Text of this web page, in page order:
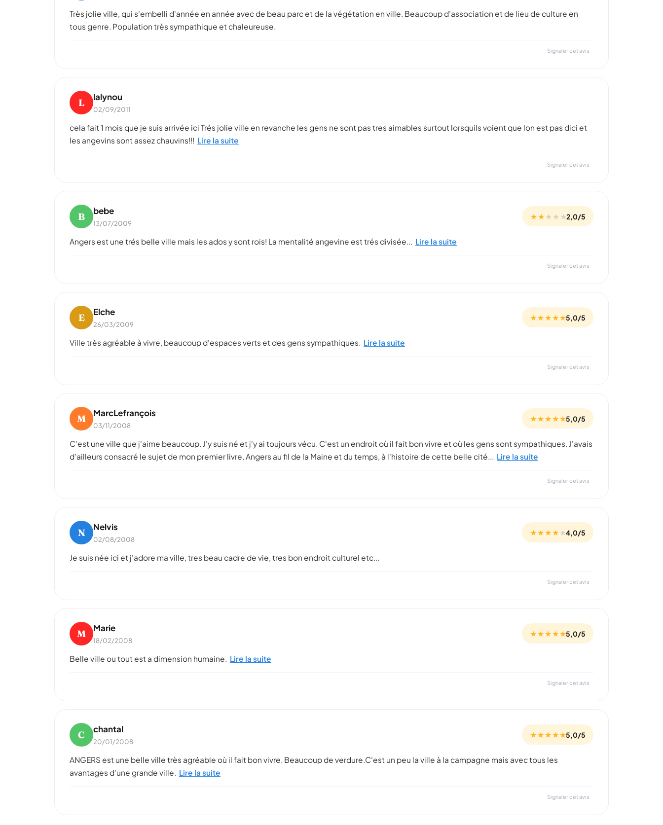
Très jolie ville, qui s'embelli d'année en année avec de beau parc et de la végétation en ville. Beaucoup d’association et de lieu de culture en
tous genre. Population très sympathique et chaleureuse.
Signaler cet avis
L lalynou
02/09/2011
cela fait 1 mois que je suis arrivée ici Trés jolie ville en revanche les gens ne sont pas tres aimables surtout lorsquils voient que lon est pas dici et
les angevins sont assez chauvins!!! Lire la suite
Signaler cet avis
B bebe
13/07/2009
★ ★★ ★ ★2,0/5
Angers est une trés belle ville mais les ados y sont rois! La mentalité angevine est trés divisée... Lire la suite
Signaler cet avis
E Elche
26/03/2009
★ ★ ★ ★ ★5,0/5
Ville très agréable à vivre, beaucoup d'espaces verts et des gens sympathiques. Lire la suite
Signaler cet avis
M MarcLefrançois
03/11/2008
★ ★ ★ ★ ★5,0/5
C'est une ville que j'aime beaucoup. J'y suis né et j'y ai toujours vécu. C'est un endroit où il fait bon vivre et où les gens sont sympathiques. J'avais
d'ailleurs consacré le sujet de mon premier livre, Angers au fil de la Maine et du temps, à l'histoire de cette belle cité... Lire la suite
Signaler cet avis
N Nelvis
02/08/2008
★ ★ ★ ★★4,0/5
Je suis née ici et j'adore ma ville, tres beau cadre de vie, tres bon endroit culturel etc...
Signaler cet avis
M Marie
18/02/2008
★ ★ ★ ★ ★5,0/5
Belle ville ou tout est a dimension humaine. Lire la suite
Signaler cet avis
C chantal
20/01/2008
★ ★ ★ ★ ★5,0/5
ANGERS est une belle ville très agréable où il fait bon vivre. Beaucoup de verdure.C'est un peu la ville à la campagne mais avec tous les
avantages d'une grande ville. Lire la suite
Signaler cet avis